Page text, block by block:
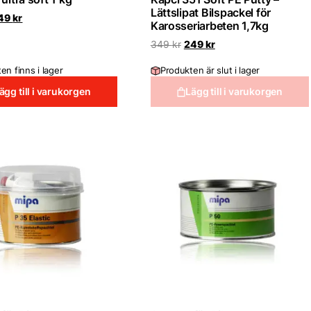
krDet
finns i lager
till i varukorgen
Lättslipat Bilspackel för
Karosseriarbeten 1,7kg
349kr Det
priset
var:
349 kr.
249krDet
priset
är:
249 kr.
Produkten är slut i lager
Lägg till i varukorgen